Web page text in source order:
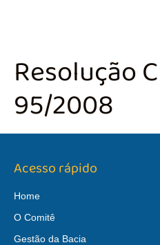
Resolução
95/2008
Acesso rápido
Home
O Comitê
Gestão da Bacia